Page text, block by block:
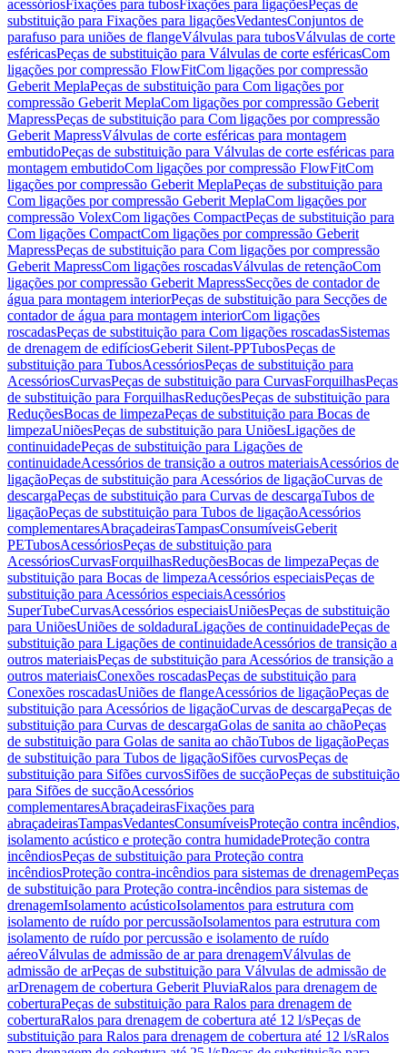
acessóriosFixações para tubosFixações para ligaçõesPeças de
substituição para Fixações para ligaçõesVedantesConjuntos de
parafuso para uniões de flangeVálvulas para tubosVálvulas de corte
esféricasPeças de substituição para Válvulas de corte esféricasCom
ligações por compressão FlowFitCom ligações por compressão
Geberit MeplaPeças de substituição para Com ligações por
compressão Geberit MeplaCom ligações por compressão Geberit
MapressPeças de substituição para Com ligações por compressão
Geberit MapressVálvulas de corte esféricas para montagem
embutidoPeças de substituição para Válvulas de corte esféricas para
montagem embutidoCom ligações por compressão FlowFitCom
ligações por compressão Geberit MeplaPeças de substituição para
Com ligações por compressão Geberit MeplaCom ligações por
compressão VolexCom ligações CompactPeças de substituição para
Com ligações CompactCom ligações por compressão Geberit
MapressPeças de substituição para Com ligações por compressão
Geberit MapressCom ligações roscadasVálvulas de retençãoCom
ligações por compressão Geberit MapressSecções de contador de
água para montagem interiorPeças de substituição para Secções de
contador de água para montagem interiorCom ligações
roscadasPeças de substituição para Com ligações roscadasSistemas
de drenagem de edifíciosGeberit Silent-PPTubosPeças de
substituição para TubosAcessóriosPeças de substituição para
AcessóriosCurvasPeças de substituição para CurvasForquilhasPeças
de substituição para ForquilhasReduçõesPeças de substituição para
ReduçõesBocas de limpezaPeças de substituição para Bocas de
limpezaUniõesPeças de substituição para UniõesLigações de
continuidadePeças de substituição para Ligações de
continuidadeAcessórios de transição a outros materiaisAcessórios de
ligaçãoPeças de substituição para Acessórios de ligaçãoCurvas de
descargaPeças de substituição para Curvas de descargaTubos de
ligaçãoPeças de substituição para Tubos de ligaçãoAcessórios
complementaresAbraçadeirasTampasConsumíveisGeberit
PETubosAcessóriosPeças de substituição para
AcessóriosCurvasForquilhasReduçõesBocas de limpezaPeças de
substituição para Bocas de limpezaAcessórios especiaisPeças de
substituição para Acessórios especiaisAcessórios
SuperTubeCurvasAcessórios especiaisUniõesPeças de substituição
para UniõesUniões de soldaduraLigações de continuidadePeças de
substituição para Ligações de continuidadeAcessórios de transição a
outros materiaisPeças de substituição para Acessórios de transição a
outros materiaisConexões roscadasPeças de substituição para
Conexões roscadasUniões de flangeAcessórios de ligaçãoPeças de
substituição para Acessórios de ligaçãoCurvas de descargaPeças de
substituição para Curvas de descargaGolas de sanita ao chãoPeças
de substituição para Golas de sanita ao chãoTubos de ligaçãoPeças
de substituição para Tubos de ligaçãoSifões curvosPeças de
substituição para Sifões curvosSifões de sucçãoPeças de substituição
para Sifões de sucçãoAcessórios
complementaresAbraçadeirasFixações para
abraçadeirasTampasVedantesConsumíveisProteção contra incêndios,
isolamento acústico e proteção contra humidadeProteção contra
incêndiosPeças de substituição para Proteção contra
incêndiosProteção contra-incêndios para sistemas de drenagemPeças
de substituição para Proteção contra-incêndios para sistemas de
drenagemIsolamento acústicoIsolamentos para estrutura com
isolamento de ruído por percussãoIsolamentos para estrutura com
isolamento de ruído por percussão e isolamento de ruído
aéreoVálvulas de admissão de ar para drenagemVálvulas de
admissão de arPeças de substituição para Válvulas de admissão de
arDrenagem de cobertura Geberit PluviaRalos para drenagem de
coberturaPeças de substituição para Ralos para drenagem de
coberturaRalos para drenagem de cobertura até 12 l/sPeças de
substituição para Ralos para drenagem de cobertura até 12 l/sRalos